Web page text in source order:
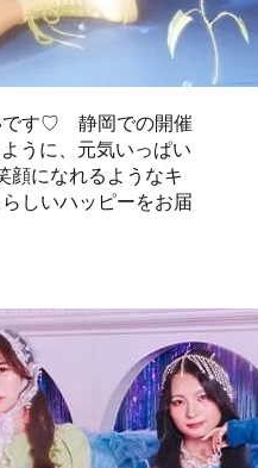
です♡ 静岡での開催
うに、元気いっぱい
になれるようなキ
しいハッピーをお届